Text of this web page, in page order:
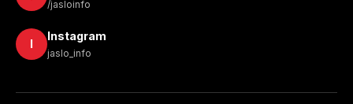
/jasloinfo
I
Instagram
jaslo_info